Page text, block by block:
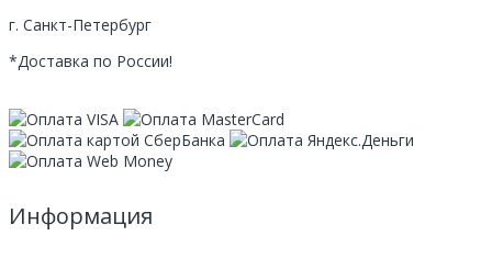
г. Санкт-Петербург
*Доставка по России!
Информация